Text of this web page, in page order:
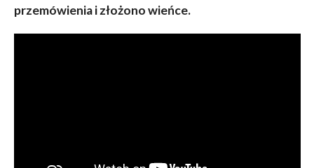
przemówienia i złożono wieńce.